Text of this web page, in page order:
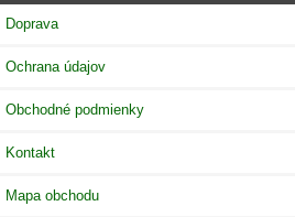
Doprava
Ochrana údajov
Obchodné podmienky
Kontakt
Mapa obchodu